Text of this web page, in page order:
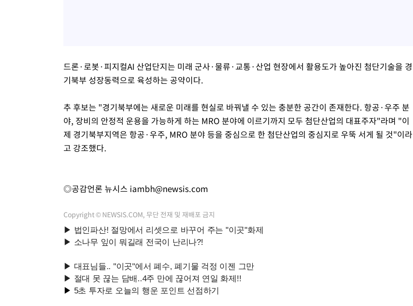
드론·로봇·피지컬AI 산업단지는 미래 군사·물류·교통·산업 현장에서 활용도가 높아진 첨단기술을 경
기북부 성장동력으로 육성하는 공약이다.
추 후보는 "경기북부에는 새로운 미래를 현실로 바꿔낼 수 있는 충분한 공간이 존재한다. 항공·우주 분
야, 장비의 안정적 운용을 가능하게 하는 MRO 분야에 이르기까지 모두 첨단산업의 대표주자"라며 "이
제 경기북부지역은 항공·우주, MRO 분야 등을 중심으로 한 첨단산업의 중심지로 우뚝 서게 될 것"이라
고 강조했다.
◎공감언론 뉴시스 iambh@newsis.com
Copyright © NEWSIS.COM, 무단 전재 및 재배포 금지